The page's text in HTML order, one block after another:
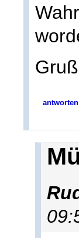
antworten